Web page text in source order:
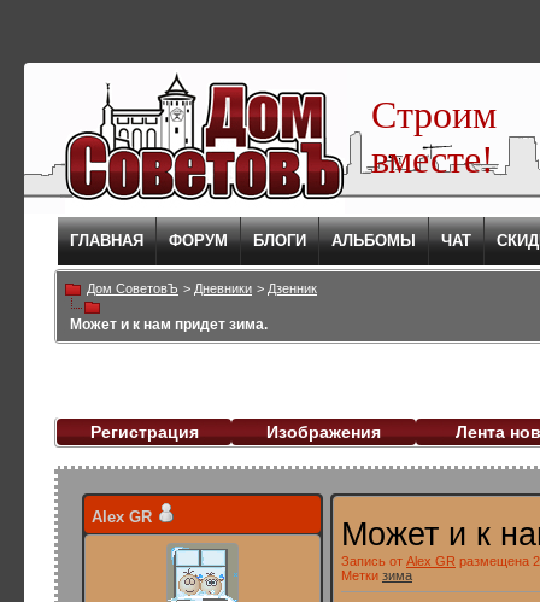
Строим
вместе!
ГЛАВНАЯ ФОРУМ БЛОГИ АЛЬБОМЫ ЧАТ
Дом СоветовЪ > Дневники > Дзенник
Может и к нам придет зима.
Регистрация Изображения Лента
Может и к
Запись от Alex GR размещена
Метки зима
Alex GR